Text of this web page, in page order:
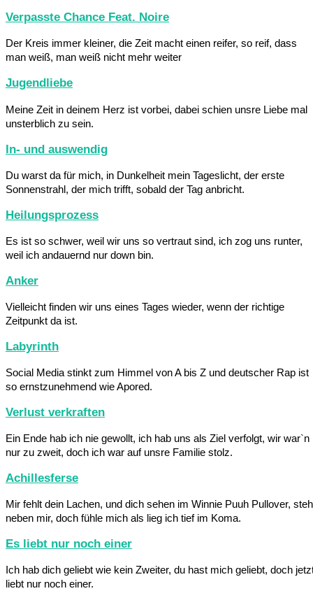
Verpasste Chance Feat. Noire
Der Kreis immer kleiner, die Zeit macht einen reifer, so reif, dass
man weiß, man weiß nicht mehr weiter
Jugendliebe
Meine Zeit in deinem Herz ist vorbei, dabei schien unsre Liebe mal
unsterblich zu sein.
In- und auswendig
Du warst da für mich, in Dunkelheit mein Tageslicht, der erste
Sonnenstrahl, der mich trifft, sobald der Tag anbricht.
Heilungsprozess
Es ist so schwer, weil wir uns so vertraut sind, ich zog uns runter,
weil ich andauernd nur down bin.
Anker
Vielleicht finden wir uns eines Tages wieder, wenn der richtige
Zeitpunkt da ist.
Labyrinth
Social Media stinkt zum Himmel von A bis Z und deutscher Rap ist
so ernstzunehmend wie Apored.
Verlust verkraften
Ein Ende hab ich nie gewollt, ich hab uns als Ziel verfolgt, wir war`n
nur zu zweit, doch ich war auf unsre Familie stolz.
Achillesferse
Mir fehlt dein Lachen, und dich sehen im Winnie Puuh Pullover, steh
neben mir, doch fühle mich als lieg ich tief im Koma.
Es liebt nur noch einer
Ich hab dich geliebt wie kein Zweiter, du hast mich geliebt, doch
liebt nur noch einer.